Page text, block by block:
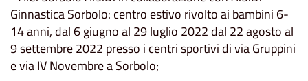
Ginnastica Sorbolo: centro estivo rivolto ai bambini 6-
14 anni, dal 6 giugno al 29 luglio 2022 dal 22 agosto al
9settembre2022 presso i centri sportivi di via Gruppini
e via IV Novembre a Sorbolo;